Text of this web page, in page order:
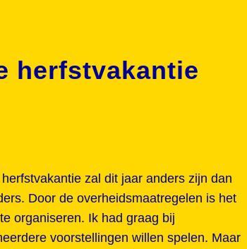
herfstvakantie
herfstvakantie zal dit jaar anders zijn dan
Door de overheidsmaatregelen is het
organiseren. Ik had graag bij
voorstellingen willen spelen. Maar